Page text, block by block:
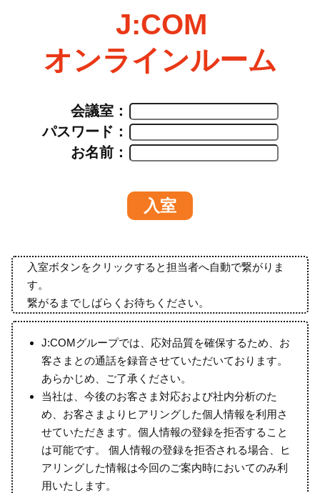
J:COM
オンラインルーム
会議室：
パスワード：
お名前：
入室ボタンをクリックすると担当者へ自動で繋がりま
す。
繋がるまでしばらくお待ちください。
J:COMグループでは、応対品質を確保するため、お
客さまとの通話を録音させていただいております。
あらかじめ、ご了承ください。
当社は、今後のお客さま対応および社内分析のた
め、お客さまよりヒアリングした個人情報を利用さ
せていただきます。個人情報の登録を拒否すること
は可能です。 個人情報の登録を拒否される場合、ヒ
アリングした情報は今回のご案内時においてのみ利
用いたします。